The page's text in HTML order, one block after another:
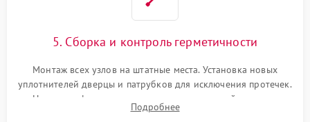
5. Сборка и контроль герметичности
Монтаж всех узлов на штатные места. Установка новых
уплотнителей дверцы и патрубков для исключения протечек.
Надежная фиксация хомутов гидравлической системы,
сборка корпуса и установка датчика поплавка.
Подробнее